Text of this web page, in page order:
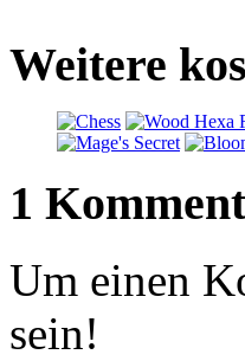
Weitere
1
Um einen
sein!